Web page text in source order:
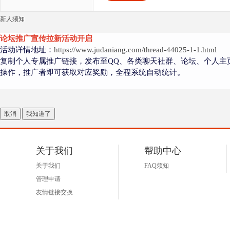
新人须知
论坛推广宣传拉新活动开启
活动详情地址： https://www.judaniang.com/thread-44025-1-1.html
复制个人专属推广链接，发布至QQ、各类聊天社群、论坛、个人
操作，推广者即可获取对应奖励，全程系统自动统计。
取消 我知道了
关于我们
关于我们
管理申请
友情链接交换
帮助中心
FAQ须知